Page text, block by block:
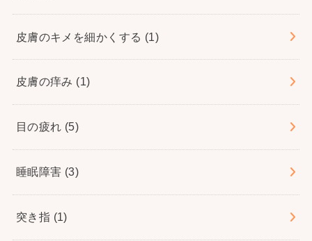
皮膚のキメを細かくする (1)
皮膚の痒み (1)
目の疲れ (5)
睡眠障害 (3)
突き指 (1)